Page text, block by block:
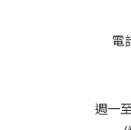
電
週一